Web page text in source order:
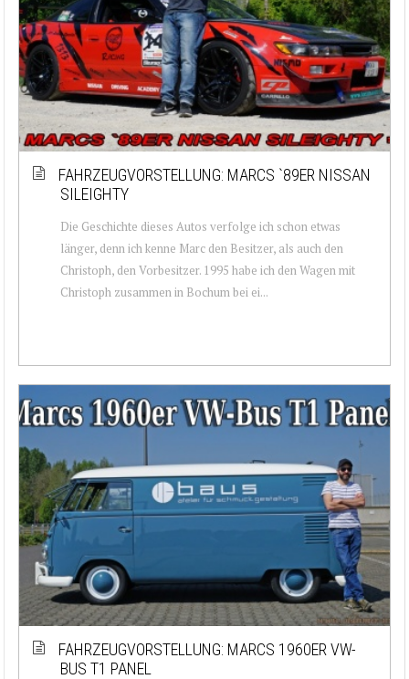
FAHRZEUGVORSTELLUNG: MARCS `89ER NISSAN
SILEIGHTY
Die Geschichte dieses Autos verfolge ich schon etwas
länger, denn ich kenne Marc den Besitzer, als auch den
Christoph, den Vorbesitzer. 1995 habe ich den Wagen mit
Christoph zusammen in Bochum bei ei...
FAHRZEUGVORSTELLUNG: MARCS 1960ER VW-
BUS T1 PANEL